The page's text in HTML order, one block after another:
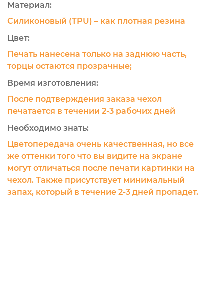
Материал:
Силиконовый (TPU) – как плотная резина
Цвет:
Печать нанесена только на заднюю часть,
торцы остаются прозрачные;
Время изготовления:
После подтверждения заказа чехол
печатается в течении 2-3 рабочих дней
Необходимо знать:
Цветопередача очень качественная, но все
же оттенки того что вы видите на экране
могут отличаться после печати картинки на
чехол. Также присутствует минимальный
запах, который в течение 2-3 дней пропадет.